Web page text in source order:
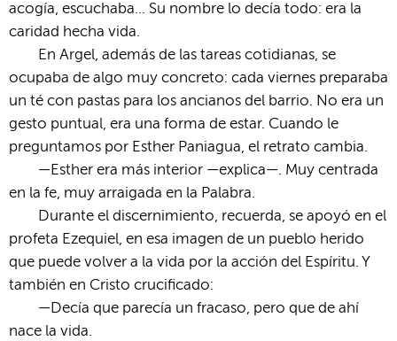
acogía, escuchaba… Su nombre lo decía todo: era la
caridad hecha vida.
En Argel, además de las tareas cotidianas, se
ocupaba de algo muy concreto: cada viernes preparaba
un té con pastas para los ancianos del barrio. No era un
gesto puntual, era una forma de estar. Cuando le
preguntamos por Esther Paniagua, el retrato cambia.
—Esther era más interior —explica—. Muy centrada
en la fe, muy arraigada en la Palabra.
Durante el discernimiento, recuerda, se apoyó en el
profeta Ezequiel, en esa imagen de un pueblo herido
que puede volver a la vida por la acción del Espíritu. Y
también en Cristo crucificado:
—Decía que parecía un fracaso, pero que de ahí
nace la vida.